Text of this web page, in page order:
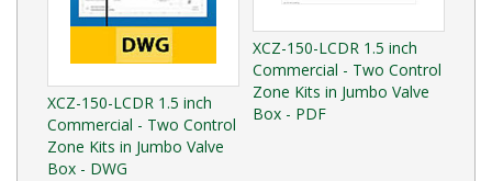
XCZ-150-LCDR 1.5 inch
Commercial - Two Control
Zone Kits in Jumbo Valve
Box - DWG
XCZ-150-LCDR 1.5 inch
Commercial - Two Control
Zone Kits in Jumbo Valve
Box - PDF